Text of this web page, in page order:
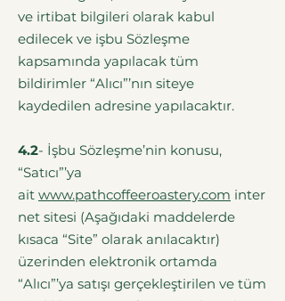
ve irtibat bilgileri olarak kabul
edilecek ve işbu Sözleşme
kapsamında yapılacak tüm
bildirimler “Alıcı”’nın siteye
kaydedilen adresine yapılacaktır.
4.2- İşbu Sözleşme’nin konusu,
“Satıcı”’ya
ait www.pathcoffeeroastery.com inter
net sitesi (Aşağıdaki maddelerde
kısaca “Site” olarak anılacaktır)
üzerinden elektronik ortamda
“Alıcı”’ya satışı gerçekleştirilen ve tüm